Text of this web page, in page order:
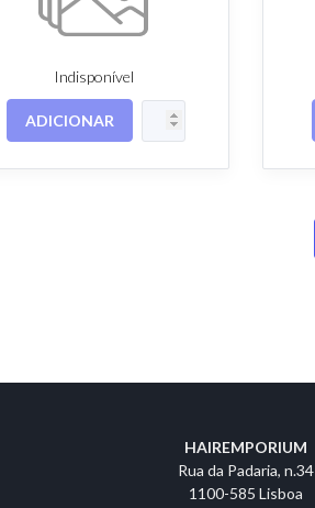
Indisponível
ADICIONAR
HAIREMPORIUM
Rua da Padaria, n.34
1100-585 Lisboa